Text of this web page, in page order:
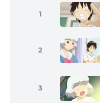
1
2
3